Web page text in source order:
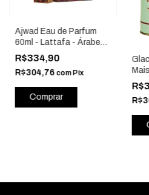
Ajwad Eau de Parfum
60ml - Lattafa - Árabe
Parfum
R$334,90
R$304,76 comPix